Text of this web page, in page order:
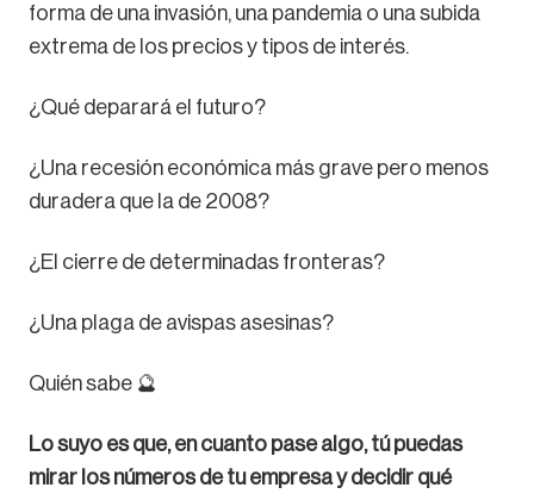
forma de una invasión, una pandemia o una subida
extrema de los precios y tipos de interés.
¿Qué deparará el futuro?
¿Una recesión económica más grave pero menos
duradera que la de 2008?
¿El cierre de determinadas fronteras?
¿Una plaga de avispas asesinas?
Quién sabe 🔮
Lo suyo es que, en cuanto pase algo, tú puedas
mirar los números de tu empresa y decidir qué